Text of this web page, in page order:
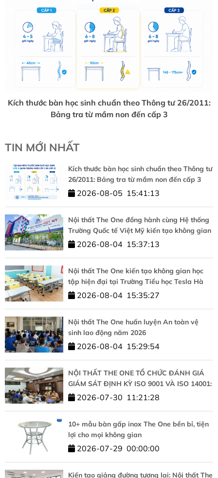
Kích thước bàn học sinh chuẩn theo Thông tư 26/2011:
Bảng tra từ mầm non đến cấp 3
TIN MỚI NHẤT
Kích thước bàn học sinh chuẩn theo Thông tư
26/2011: Bảng tra từ mầm non đến cấp 3
2026-08-05 15:41:13
Nội thất The One đồng hành cùng Hệ thống
Trường Quốc tế Việt Mỹ kiến tạo không gian
học tập chuẩn quốc tế
2026-08-04 15:37:13
Nội thất The One kiến tạo không gian học
tập hiện đại tại Trường Tiểu học Tesla Hà
Nội2026-08-04 15:35:27
Nội thất The One huấn luyện An toàn vệ
sinh lao động năm 2026
2026-08-04 15:29:54
NỘI THẤT THE ONE TỔ CHỨC ĐÁNH GIÁ
GIÁM SÁT ĐỊNH KỲ ISO 9001 VÀ ISO 14001:
KHẲNG ĐỊNH CAM KẾT CHẤT LƯỢNG VÀ
2026-07-30 11:21:28
10+ mẫu bàn gấp inox The One bền bỉ, tiện
lợi cho mọi không gian
2026-07-29 00:00:00
Kiến tạo giảng đường tương lai: Nội thất The